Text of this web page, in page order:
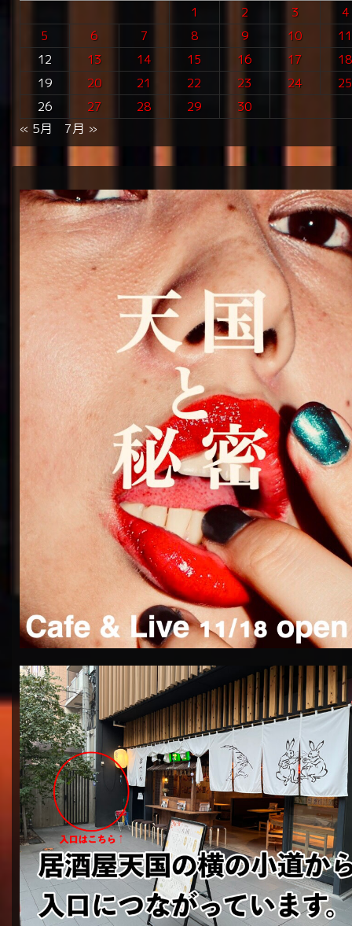
1 2 3
4
5
6 7 8 9 10
11
12
13 14 15 16 17
18
19
20 21 22 23 24
25
26
27 28 29 30
« 5月 7月 »